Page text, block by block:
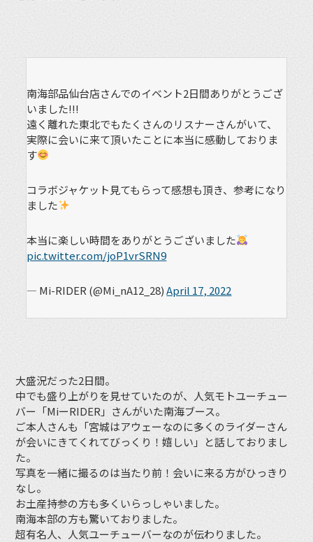
南海部品仙台店さんでのイベント2日間ありがとうござ
いました!!!
遠く離れた東北でもたくさんのリスナーさんがいて、
実際に会いに来て頂いたことに本当に感動しておりま
す
コラボジャケット見てもらって感想も頂き、参考になり
ました
本当に楽しい時間をありがとうございました
pic.twitter.com/joP1vrSRN9
— Mi-RIDER (@Mi_nA12_28)April 17, 2022
大盛況だった2日間。
中でも盛り上がりを見せていたのが、人気モトユーチュー
バー「MiーRIDER」さんがいた南海ブース。
ご本人さんも「宮城はアウェーなのに多くのライダーさん
が会いにきてくれてびっくり！嬉しい」と話しておりまし
た。
写真を一緒に撮るのは当たり前！会いに来る方がひっきり
なし。
お土産持参の方も多くいらっしゃいました。
南海本部の方も驚いておりました。
超有名人、人気ユーチューバーなのが伝わりました。